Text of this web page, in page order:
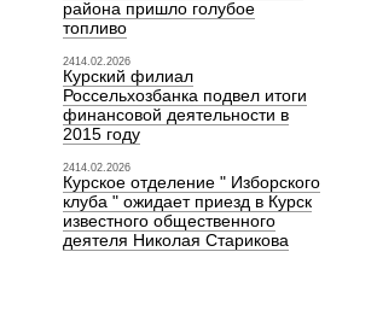
района пришло голубое
топливо
2414.02.2026
Курский филиал
Россельхозбанка подвел итоги
финансовой деятельности в
2015 году
2414.02.2026
Курское отделение " Изборского
клуба " ожидает приезд в Курск
известного общественного
деятеля Николая Старикова